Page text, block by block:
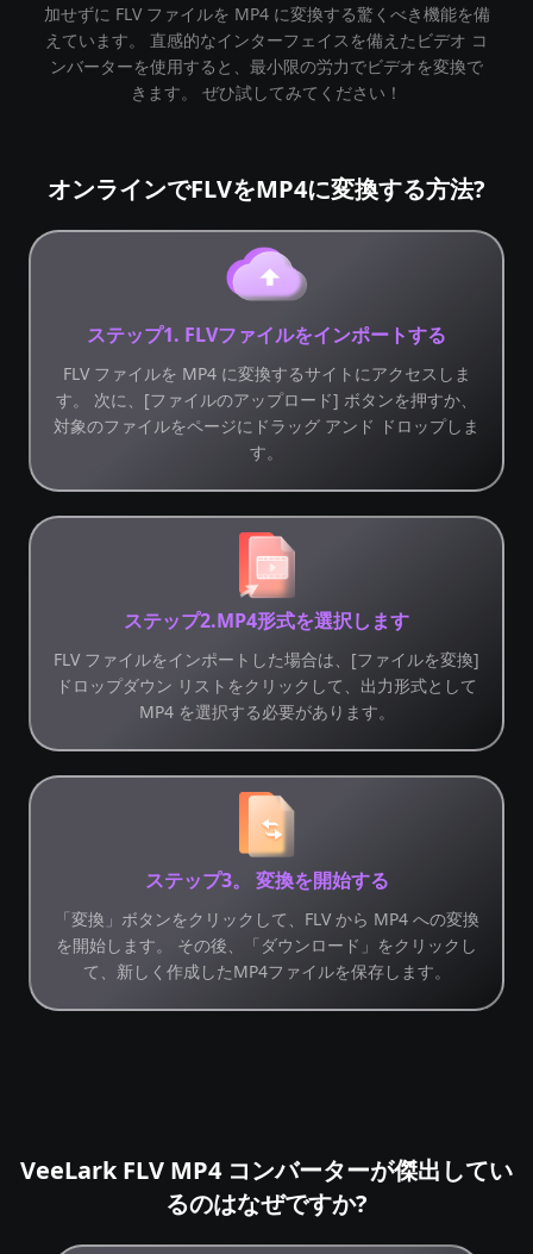
加せずに FLV ファイルを MP4 に変換する驚くべき機能を備
えています。 直感的なインターフェイスを備えたビデオ コ
ンバーターを使用すると、最小限の労力でビデオを変換で
きます。 ぜひ試してみてください！
オンラインでFLVをMP4に変換する方法?
ステップ1. FLVファイルをインポートする
FLV ファイルを MP4 に変換するサイトにアクセスしま
す。 次に、[ファイルのアップロード] ボタンを押すか、
対象のファイルをページにドラッグ アンド ドロップしま
す。
ステップ2.MP4形式を選択します
FLV ファイルをインポートした場合は、[ファイルを変換]
ドロップダウン リストをクリックして、出力形式として
MP4 を選択する必要があります。
ステップ3。 変換を開始する
「変換」ボタンをクリックして、FLV から MP4 への変換
を開始します。 その後、「ダウンロード」をクリックし
て、新しく作成したMP4ファイルを保存します。
VeeLark FLV MP4 コンバーターが傑出してい
るのはなぜですか?